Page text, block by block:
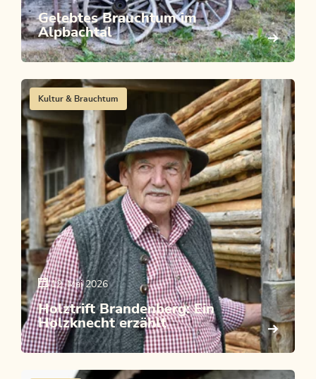
Gelebtes Brauchtum im
Alpbachtal
Kultur & Brauchtum
12. Mai 2026
Holztrift Brandenberg: Ein
Holzknecht erzählt